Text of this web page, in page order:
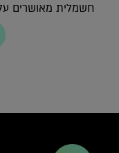
חשמלית מאושרים